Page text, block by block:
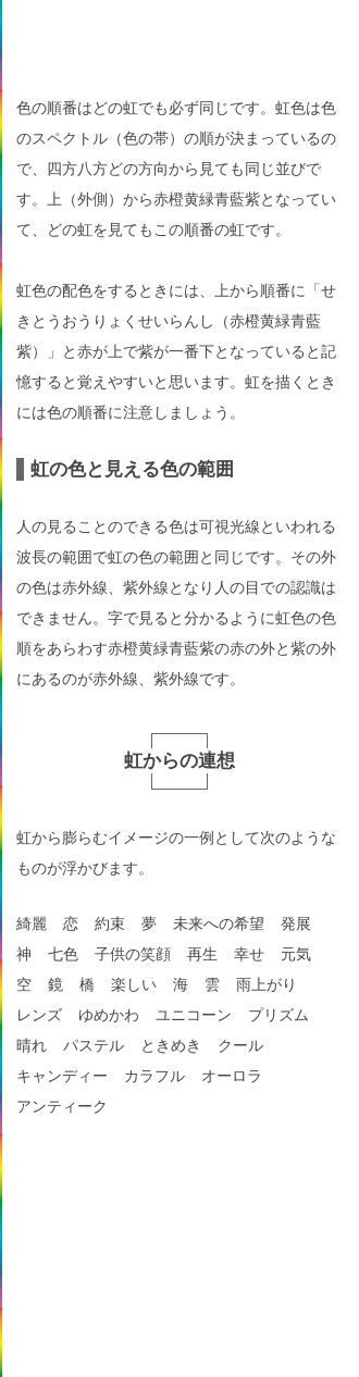
色の順番はどの虹でも必ず同じです。虹色は色
のスペクトル（色の帯）の順が決まっているの
で、四方八方どの方向から見ても同じ並びで
す。上（外側）から赤橙黄緑青藍紫となってい
て、どの虹を見てもこの順番の虹です。
虹色の配色をするときには、上から順番に「せ
きとうおうりょくせいらんし（赤橙黄緑青藍
紫）」と赤が上で紫が一番下となっていると記
憶すると覚えやすいと思います。虹を描くとき
には色の順番に注意しましょう。
虹の色と見える色の範囲
人の見ることのできる色は可視光線といわれる
波長の範囲で虹の色の範囲と同じです。その外
の色は赤外線、紫外線となり人の目での認識は
できません。字で見ると分かるように虹色の色
順をあらわす赤橙黄緑青藍紫の赤の外と紫の外
にあるのが赤外線、紫外線です。
虹からの連想
虹から膨らむイメージの一例として次のような
ものが浮かびます。
綺麗 恋 約束 夢 未来への希望
発展
神
七色 子供の笑顔 再生 幸せ
元気
空
鏡 橋 楽しい 海 雲
雨上がり
レンズ
ゆめかわ ユニコーン
プリズム
晴れ
パステル ときめき
クール
キャンディー
カラフル
オーロラ
アンティーク